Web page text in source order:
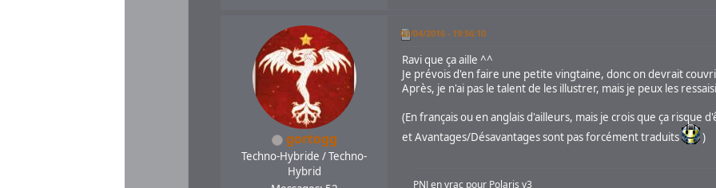
gortogg
Techno-Hybride / Techno-
Hybrid
03/04/2016 - 19:56:10
Ravi que ça aille ^^
Je prévois d'en faire une petite vingtaine, donc on devrait
Après, je n'ai pas le talent de les illustrer, mais je peux les
(En français ou en anglais d'ailleurs, mais je crois que ça risque
et Avantages/Désavantages sont pas forcément traduits
)
PNJ en vrac pour Polaris v3